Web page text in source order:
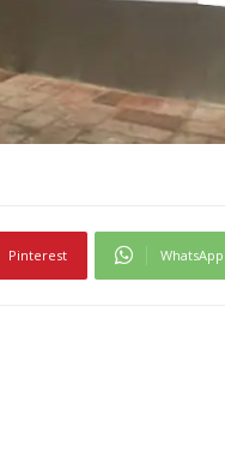
Pinterest WhatsApp